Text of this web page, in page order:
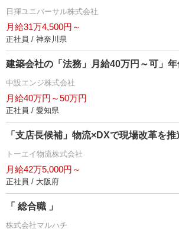
日揮ユニバーサル株式会社
月給31万4,500円～
正社員 / 神奈川県
建築会社の「法務」月給40万円～可」年
中設エンジ株式会社
月給40万円～50万円
正社員 / 愛知県
「支店長候補」物流×DXで現場改革を推
トーエイ物流株式会社
月給42万5,000円～
正社員 / 大阪府
「 総合職 」
株式会社マルハチ